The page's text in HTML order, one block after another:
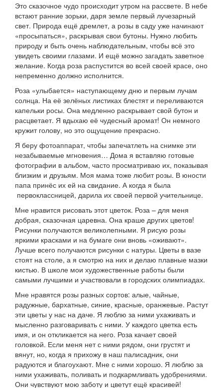
Это сказочное чудо происходит утром на рассвете. В небе
встают ранние зорьки, даря земле первый лучезарный
свет. Природа ещё дремлет, а розы в саду уже начинают
«просыпаться», раскрывая свои бутоны. Нужно любить
природу и быть очень наблюдательным, чтобы всё это
увидеть своими глазами. И ещё можно загадать заветное
желание. Когда роза распустится во всей своей красе, оно
непременно должно исполнится.
Роза «улыбается» наступающему дню и первым лучам
солнца. На её зелёных листиках блестят и переливаются
капельки росы. Она медленно раскрывает свой бутон и
расцветает. Я вдыхаю её чудесный аромат! Он немного
кружит голову, но это ощущение прекрасно.
Я беру фотоаппарат, чтобы запечатлеть на снимке эти
незабываемые мгновения… Дома я вставляю готовые
фотографии в альбом, часто просматриваю их, показывая
близким и друзьям. Моя мама тоже любит розы. В юности
папа принёс их ей на свидание. А когда я была
первоклассницей, дарила их своей первой учительнице.
Мне нравится рисовать этот цветок. Роза – для меня
добрая, сказочная царевна. Она краше других цветов!
Рисунки получаются великолепными. Я рисую розы
яркими красками и на бумаге они вновь «оживают».
Лучше всего получаются рисунки с натуры. Цветы в вазе
стоят на столе, а я смотрю на них и делаю плавные мазки
кистью. В школе мои художественные работы были
самыми лучшими и участвовали в городских олимпиадах.
Мне нравятся розы разных сортов: алые, чайные,
радужные, бархатные, синие, красные, оранжевые. Растут
эти цветы у нас на даче. Я люблю за ними ухаживать и
мысленно разговаривать с ними. У каждого цветка есть
имя, и он откликается на него. Роза качает своей
головкой. Если меня нет с ними рядом, они грустят и
вянут, но, когда я прихожу в наш палисадник, они
радуются и благоухают. Мне с ними хорошо. Я люблю за
ними ухаживать, поливать и подкармливать удобрениями.
Они чувствуют мою заботу и цветут ещё красивей!